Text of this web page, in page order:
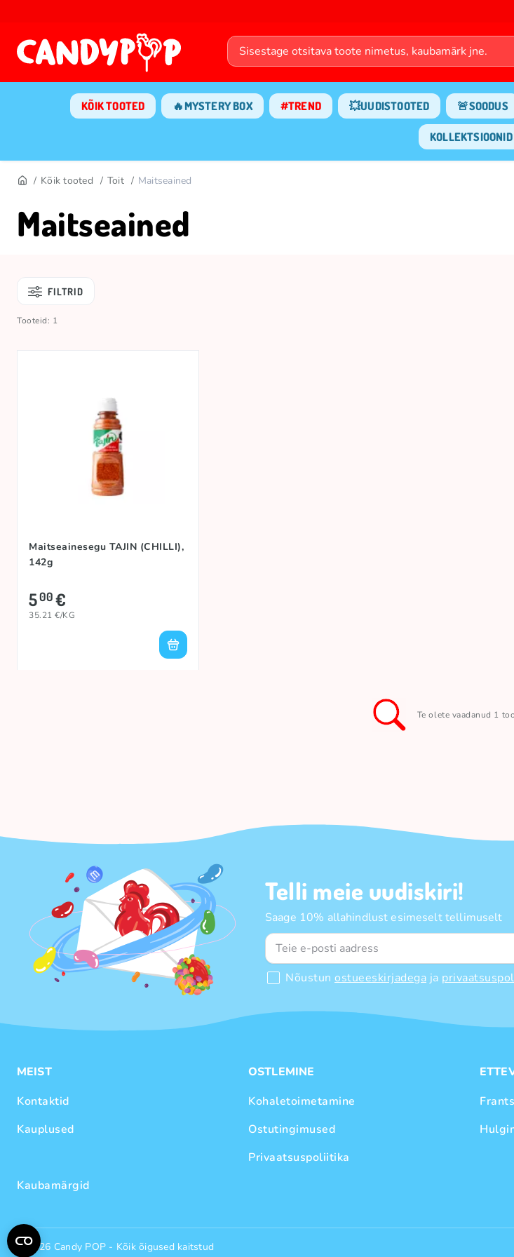
KÕIK TOOTED 🔥MYSTERY BOX #TREND 💥UUDISTOOTED 🚨SOODUS
KOLLEKTSIOONID
Kõik tooted Toit Maitseained
Maitseained
FILTRID
Tooteid: 1
Maitseainesegu TAJIN (CHILLI),
142g
500€
35.21 €/KG
Te olete vaadanud 1
Telli meie uudiskiri!
Saage 10% allahindlust esimeselt tellimuselt
Nõustun ostueeskirjadega ja
MEIST
Kontaktid
Kauplused
Kaubamärgid
OSTLEMINE
Kohaletoimetamine
Ostutingimused
Privaatsuspoliitika
© 2026 Candy POP - Kõik õigused kaitstud